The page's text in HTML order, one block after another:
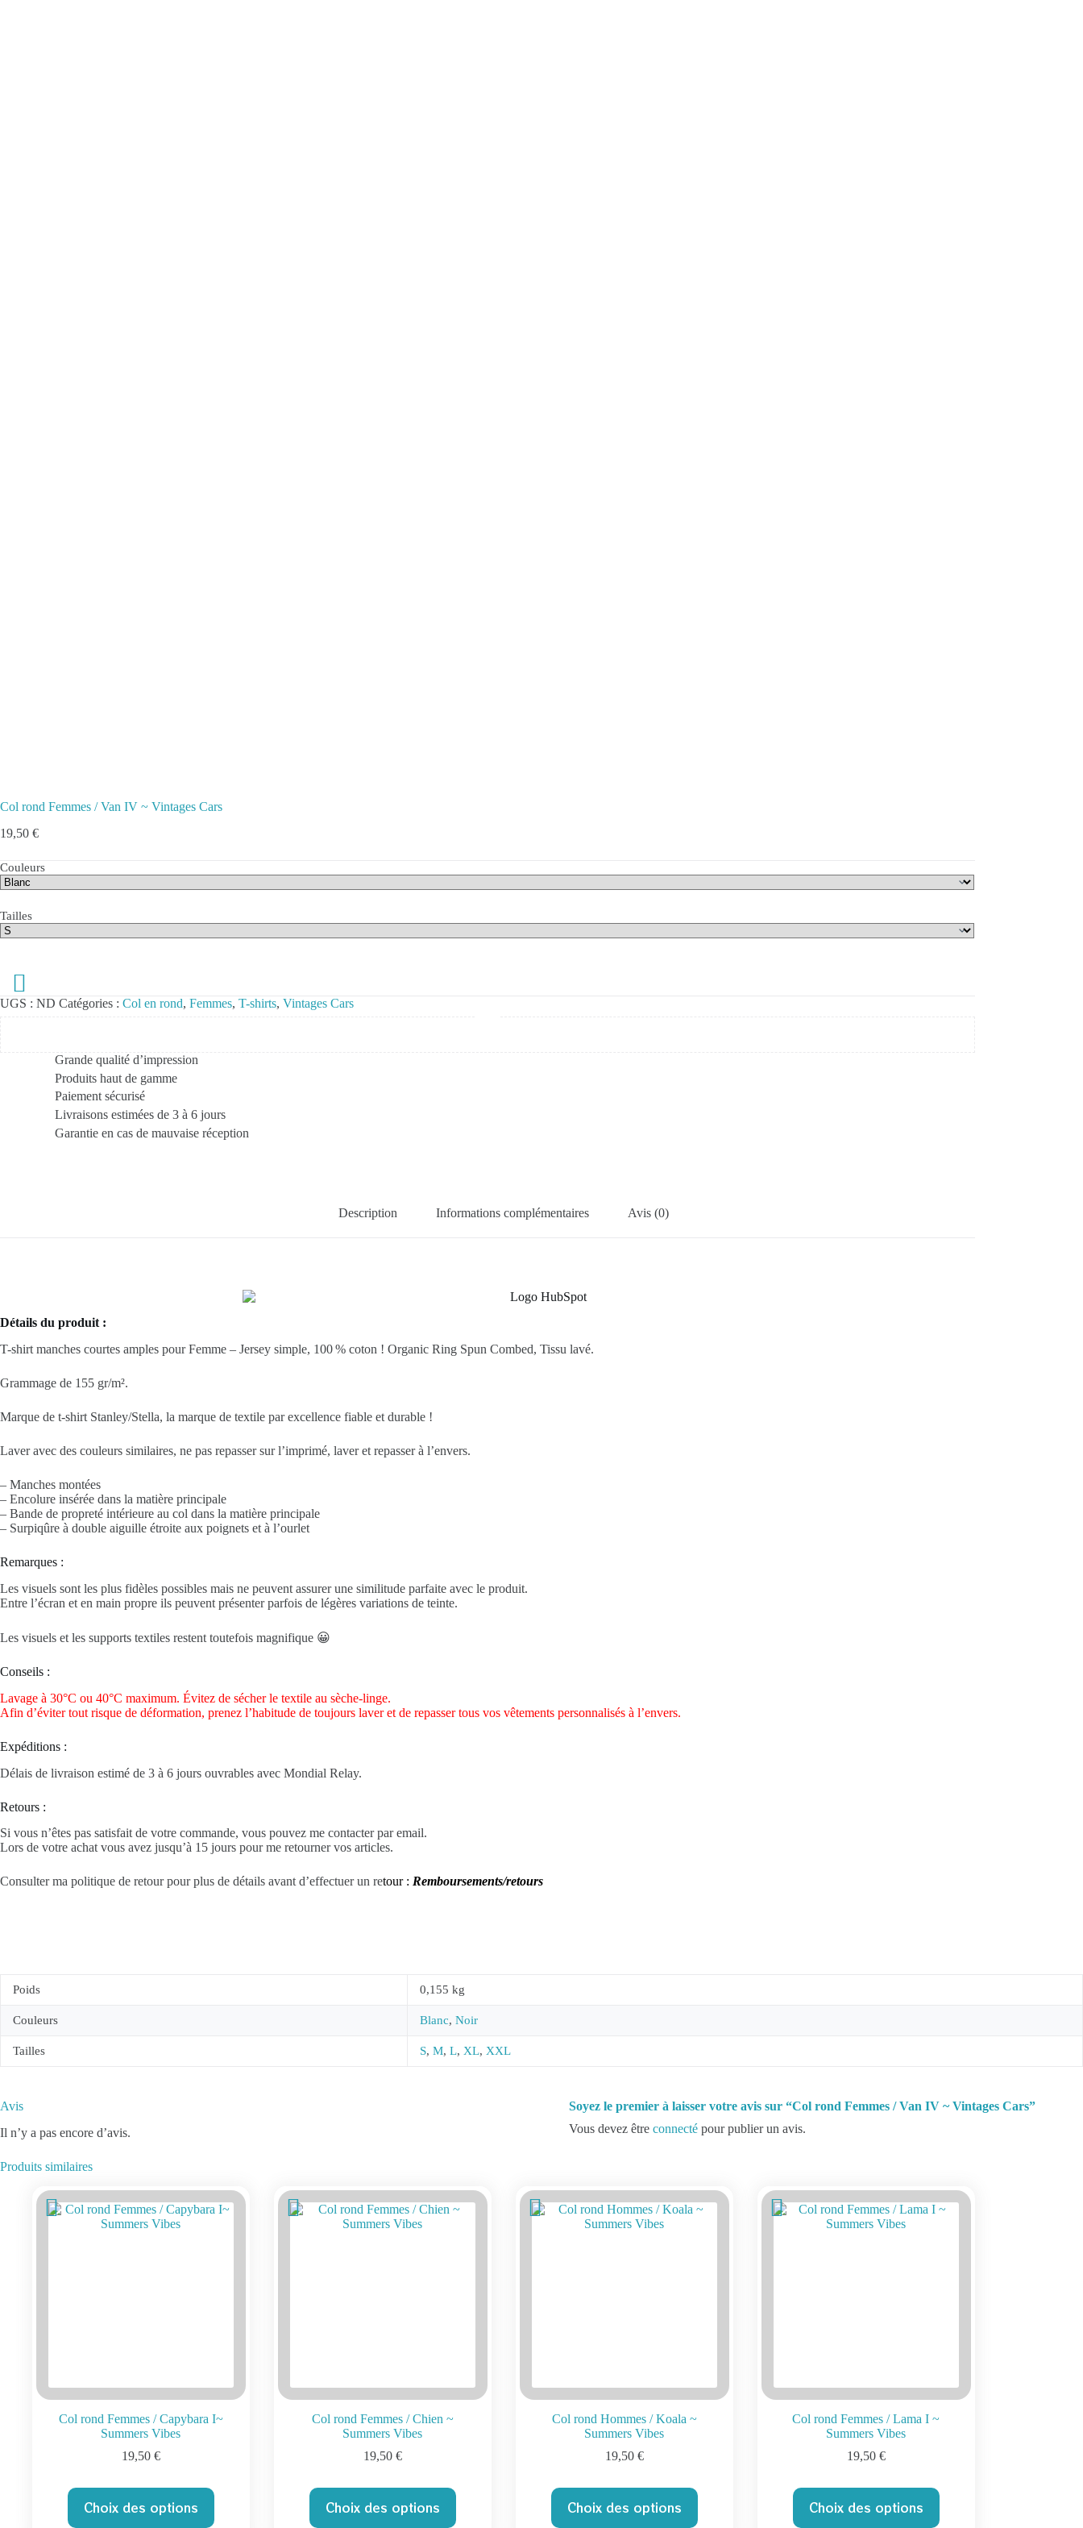
Col rond Femmes / Van IV ~ Vintages Cars
19,50 €
Couleurs
Tailles
UGS : ND Catégories : Col en rond, Femmes, T-shirts, Vintages Cars
Grande qualité d’impression
Produits haut de gamme
Paiement sécurisé
Livraisons estimées de 3 à 6 jours
Garantie en cas de mauvaise réception
Description Informations complémentaires Avis (0)
Détails du produit :
T-shirt manches courtes amples pour Femme – Jersey simple, 100 % coton ! Organic Ring Spun Combed, Tissu lavé.
Grammage de 155 gr/m².
Marque de t-shirt Stanley/Stella, la marque de textile par excellence fiable et durable !
Laver avec des couleurs similaires, ne pas repasser sur l’imprimé, laver et repasser à l’envers.
– Manches montées
– Encolure insérée dans la matière principale
– Bande de propreté intérieure au col dans la matière principale
– Surpiqûre à double aiguille étroite aux poignets et à l’ourlet
Remarques :
Les visuels sont les plus fidèles possibles mais ne peuvent assurer une similitude parfaite avec le produit.
Entre l’écran et en main propre ils peuvent présenter parfois de légères variations de teinte.
Les visuels et les supports textiles restent toutefois magnifique 😀
Conseils :
Lavage à 30°C ou 40°C maximum. Évitez de sécher le textile au sèche-linge.
Afin d’éviter tout risque de déformation, prenez l’habitude de toujours laver et de repasser tous vos vêtements personnalisés à l’envers.
Expéditions :
Délais de livraison estimé de 3 à 6 jours ouvrables avec Mondial Relay.
Retours :
Si vous n’êtes pas satisfait de votre commande, vous pouvez me contacter par email.
Lors de votre achat vous avez jusqu’à 15 jours pour me retourner vos articles.
Consulter ma politique de retour pour plus de détails avant d’effectuer un retour : Remboursements/retours
Poids 0,155 kg
Couleurs Blanc, Noir
Tailles S, M, L, XL, XXL
Avis
Il n’y a pas encore d’avis.
Soyez le premier à laisser votre avis sur “Col rond Femmes / Van IV ~ Vintages Cars”
Vous devez être connectépour publier un avis.
Produits similaires
Col rond Femmes / Capybara I~
Summers Vibes
19,50 €
Choix des options
produit
Col rond Femmes / Chien ~
Summers Vibes
19,50 €
Choix des options
produit
Col rond Hommes / Koala ~
Summers Vibes
19,50 €
Choix des options
produit
Col rond Femmes / Lama I ~
Summers Vibes
19,50 €
Choix des options
produit